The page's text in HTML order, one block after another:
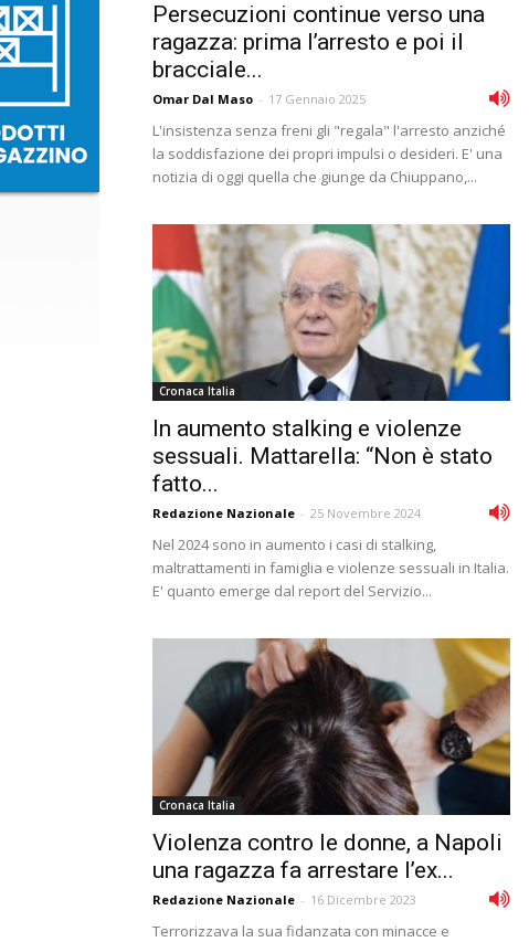
Persecuzioni continue verso una
ragazza: prima l’arresto e poi il
bracciale...
Omar Dal Maso - 17 Gennaio 2025
L'insistenza senza freni gli "regala" l'arresto anziché
la soddisfazione dei propri impulsi o desideri. E' una
notizia di oggi quella che giunge da Chiuppano,...
Cronaca Italia
In aumento stalking e violenze
sessuali. Mattarella: “Non è stato
fatto...
Redazione Nazionale - 25 Novembre 2024
Nel 2024 sono in aumento i casi di stalking,
maltrattamenti in famiglia e violenze sessuali in Italia.
E' quanto emerge dal report del Servizio...
Cronaca Italia
Violenza contro le donne, a Napoli
una ragazza fa arrestare l’ex...
Redazione Nazionale - 16 Dicembre 2023
Terrorizzava la sua fidanzata con minacce e